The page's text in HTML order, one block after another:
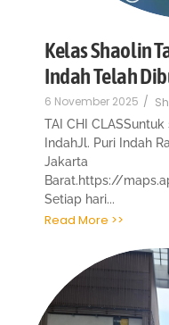
Kelas Shaolin
Indah Telah
6 November 2025 /
TAI CHI
IndahJl. Puri Indah
Jakarta
Barat.https://
Setiap hari...
Read More >>